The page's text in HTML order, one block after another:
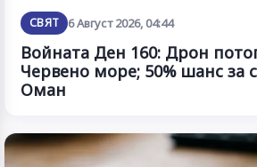
СВЯТ 6 Август 2026, 04:44
Войната Ден 160: Дрон
Червено море; 50% шанс за
Оман